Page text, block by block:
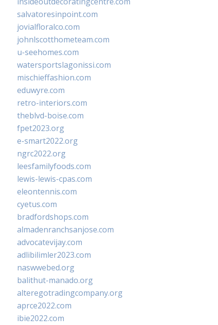
salvatoresinpoint.com
jovialfloralco.com
johnlscotthometeam.com
u-seehomes.com
watersportslagonissi.com
mischieffashion.com
eduwyre.com
retro-interiors.com
theblvd-boise.com
fpet2023.org
e-smart2022.org
ngrc2022.org
leesfamilyfoods.com
lewis-lewis-cpas.com
eleontennis.com
cyetus.com
bradfordshops.com
almadenranchsanjose.com
advocatevijay.com
adlibilimler2023.com
naswwebed.org
balithut-manado.org
alteregotradingcompany.org
aprce2022.com
ibie2022.com